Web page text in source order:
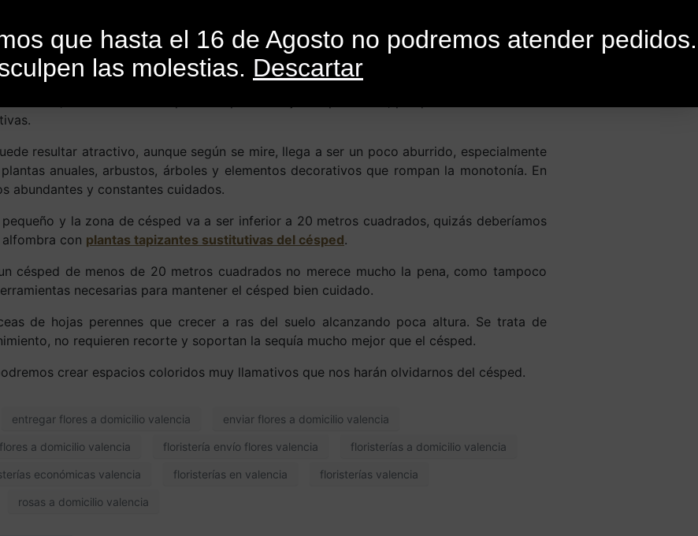
que hasta el 16 de Agosto no podremos atender pedidos.
las molestias. Descartar
SandroMele En Actualidad,Consejos , Cursos Libros,Revistas
resultar atractivo, aunque según se mire, llega a ser un poco aburrido, especialmente
anuales, arbustos, árboles y elementos decorativos que rompan la monotonía. En
abundantes y constantes cuidados.
y la zona de césped va a ser inferior a 20 metros cuadrados, quizás deberíamos
con plantas tapizantes sustitutivas del césped.
césped de menos de 20 metros cuadrados no merece mucho la pena, como tampoco
necesarias para mantener el césped bien cuidado.
de hojas perennes que crecer a ras del suelo alcanzando poca altura. Se trata de
no requieren recorte y soportan la sequía mucho mejor que el césped.
crear espacios coloridos muy llamativos que nos harán olvidarnos del césped.
entregar flores a domicilio valencia enviar flores a domicilio valencia
flores a domicilio valencia floristería envío flores valencia floristerías a domicilio valencia
económicas valencia floristerías en valencia floristerías valencia
rosas a domicilio valencia